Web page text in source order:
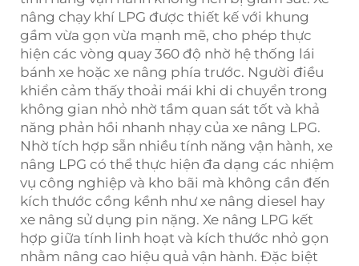
nâng chạy khí LPG được thiết kế với khung
gầm vừa gọn vừa mạnh mẽ, cho phép thực
hiện các vòng quay 360 độ nhờ hệ thống lái
bánh xe hoặc xe nâng phía trước. Người điều
khiển cảm thấy thoải mái khi di chuyển trong
không gian nhỏ nhờ tầm quan sát tốt và khả
năng phản hồi nhanh nhạy của xe nâng LPG.
Nhờ tích hợp sẵn nhiều tính năng vận hành, xe
nâng LPG có thể thực hiện đa dạng các nhiệm
vụ công nghiệp và kho bãi mà không cần đến
kích thước cồng kềnh như xe nâng diesel hay
xe nâng sử dụng pin nặng. Xe nâng LPG kết
hợp giữa tính linh hoạt và kích thước nhỏ gọn
nhằm nâng cao hiệu quả vận hành. Đặc biệt